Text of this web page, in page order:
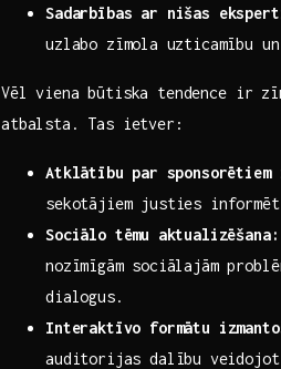
Sadarbības ar ‍nišas
uzlabo zīmola ⁢uzticamību
Vēl viena būtiska ​tendence ir
atbalsta. Tas ietver:
Atklātību ⁢par sponsorētiem
sekotājiem justies​
Sociālo tēmu⁤ aktualizēšana:
nozīmīgām ⁣sociālajām
dialogus.
Interaktīvo formātu
auditorijas dalību